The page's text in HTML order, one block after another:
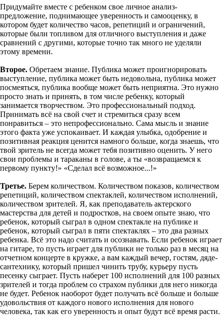
Придумайте вместе с ребенком свое личное анализ-
предложение, поднимающее уверенность и самооценку, в
котором будет количество часов, репетиций и ограничений,
которые были топливом для отличного выступления и даже
сравнений с другими, которые точно так много не уделяли
этому времени.
Второе. Обретаем знание. Публика может проигнорировать
выступление, публика может быть недовольна, публика может
посмеяться, публика вообще может быть неприятна. Это нужно
просто знать и принять, в том числе ребенку, который
занимается творчеством. Это профессиональный подход.
Принимать всё на свой счет и стремиться сразу всем
понравиться – это непрофессионально. Сама мысль и знание
этого факта уже успокаивает. И каждая улыбка, одобрение и
позитивная реакция ценится намного больше, когда знаешь, что
твой зритель не всегда может тебя позитивно оценить. У него
свои проблемы и тараканы в голове, а ты «возвращаемся к
первому пункту!» «Сделал всё возможное...!»
Третье. Берем количеством. Количеством показов, количеством
репетиций, количеством спектаклей, количеством исполнений,
количеством зрителей. Я, как преподаватель актерского
мастерства для детей и подростков, на своем опыте знаю, что
ребенок, который сыграл в одном спектакле на публике и
ребенок, который сыграл в пяти спектаклях – это два разных
ребенка. Всё это надо считать и осознавать. Если ребенок играет
на гитаре, то пусть играет для публики не только раз в месяц на
отчетном концерте в кружке, а вам каждый вечер, гостям, дяде-
сантехнику, который пришел чинить трубу, курьеру пусть
песенку сыграет. Пусть наберет 100 исполнений для 100 разных
зрителей и тогда проблем со страхом публики для него никогда
не будет. Ребенок наоборот будет получать всё больше и больше
удовольствия от каждого нового исполнения для нового
человека, так как его уверенность и опыт будут всё время расти.